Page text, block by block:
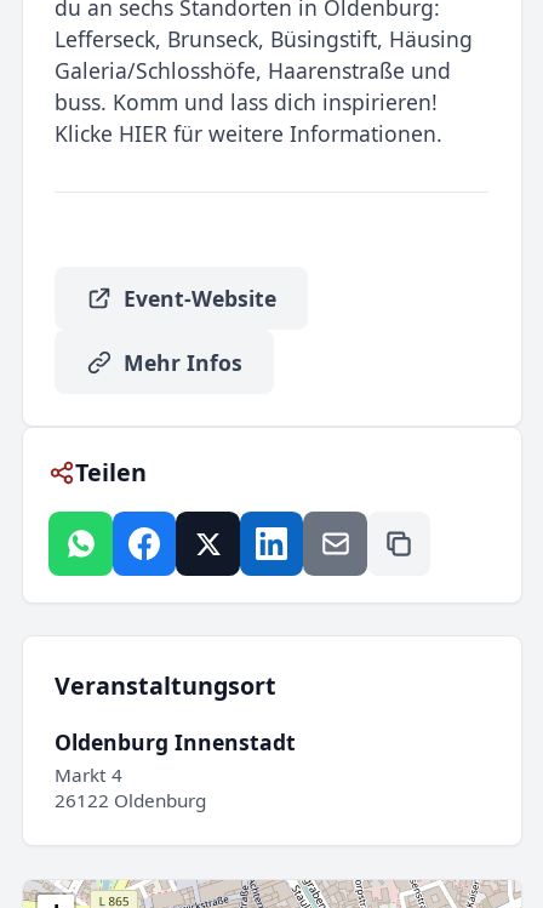
du an sechs Standorten in Oldenburg:
Lefferseck, Brunseck, Büsingstift, Häusing
Galeria/Schlosshöfe, Haarenstraße und
buss. Komm und lass dich inspirieren!
Klicke HIER für weitere Informationen.
Event-Website
Mehr Infos
Teilen
Veranstaltungsort
Oldenburg Innenstadt
Markt 4
26122 Oldenburg